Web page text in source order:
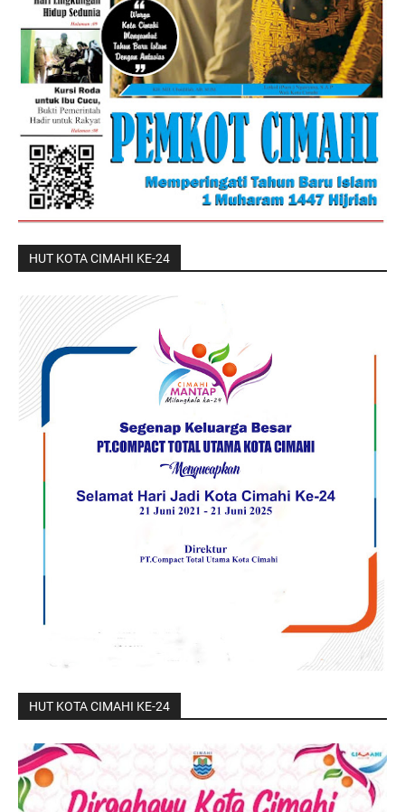
HUT KOTA CIMAHI KE-24
HUT KOTA CIMAHI KE-24